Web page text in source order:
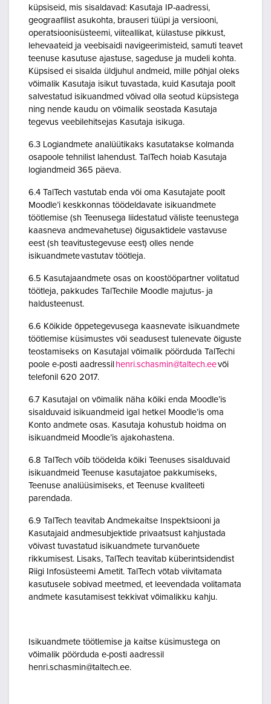
küpsiseid, mis sisaldavad: Kasutaja IP-aadressi,
geograafilist asukohta, brauseri tüüpi ja versiooni,
operatsioonisüsteemi, viiteallikat, külastuse pikkust,
lehevaateid ja veebisaidi navigeerimisteid, samuti teavet
teenuse kasutuse ajastuse, sageduse ja mudeli kohta.
Küpsised ei sisalda üldjuhul andmeid, mille põhjal oleks
võimalik Kasutaja isikut tuvastada, kuid Kasutaja poolt
salvestatud isikuandmed võivad olla seotud küpsistega
ning nende kaudu on võimalik seostada Kasutaja
tegevus veebilehitsejas Kasutaja isikuga.
6.3 Logiandmete analüütikaks kasutatakse kolmanda
osapoole tehnilist lahendust. TalTech hoiab Kasutaja
logiandmeid 365 päeva.
6.4 TalTech vastutab enda või oma Kasutajate poolt
Moodle’i keskkonnas töödeldavate isikuandmete
töötlemise (sh Teenusega liidestatud väliste teenustega
kaasneva andmevahetuse) õigusaktidele vastavuse
eest (sh teavitustegevuse eest) olles nende
isikuandmete vastutav töötleja.
6.5 Kasutajaandmete osas on koostööpartner volitatud
töötleja, pakkudes TalTechile Moodle majutus- ja
haldusteenust.
6.6 Kõikide õppetegevusega kaasnevate isikuandmete
töötlemise küsimustes või seadusest tulenevate õiguste
teostamiseks on Kasutajal võimalik pöörduda TalTechi
poole e-posti aadressil henri.schasmin@taltech.eevõi
telefonil 620 2017.
6.7 Kasutajal on võimalik näha kõiki enda Moodle’is
sisalduvaid isikuandmeid igal hetkel Moodle’is oma
Konto andmete osas. Kasutaja kohustub hoidma on
isikuandmeid Moodle’is ajakohastena.
6.8 TalTech võib töödelda kõiki Teenuses sisalduvaid
isikuandmeid Teenuse kasutajatoe pakkumiseks,
Teenuse analüüsimiseks, et Teenuse kvaliteeti
parendada.
6.9 TalTech teavitab Andmekaitse Inspektsiooni ja
Kasutajaid andmesubjektide privaatsust kahjustada
võivast tuvastatud isikuandmete turvanõuete
rikkumisest. Lisaks, TalTech teavitab küberintsidendist
Riigi Infosüsteemi Ametit. TalTech võtab viivitamata
kasutusele sobivad meetmed, et leevendada volitamata
andmete kasutamisest tekkivat võimalikku kahju.
Isikuandmete töötlemise ja kaitse küsimustega on
võimalik pöörduda e-posti aadressil
henri.schasmin@taltech.ee.